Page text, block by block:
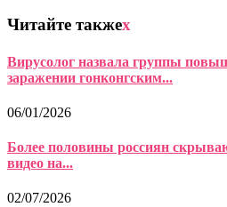
Читайте такжеx
Вирусолог назвала группы
заражении гонконгским...
06/01/2026
Более половины россиян
видео на...
02/07/2026